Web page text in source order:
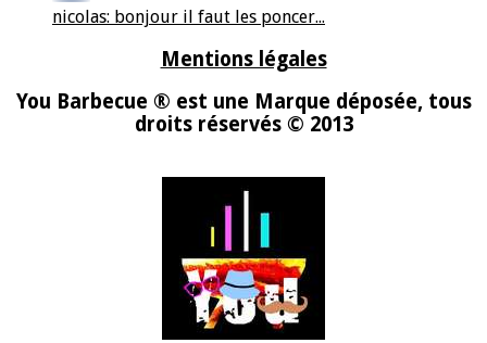
nicolas: bonjour il faut les poncer...
Mentions légales
You Barbecue ® est une Marque déposée, tous
droits réservés © 2013